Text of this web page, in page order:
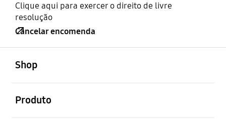
Clique aqui para exercer o direito de livre
resolução
Cancelar encomenda
Shop
Produto